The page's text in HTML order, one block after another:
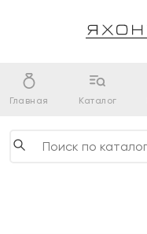
Главная Каталог